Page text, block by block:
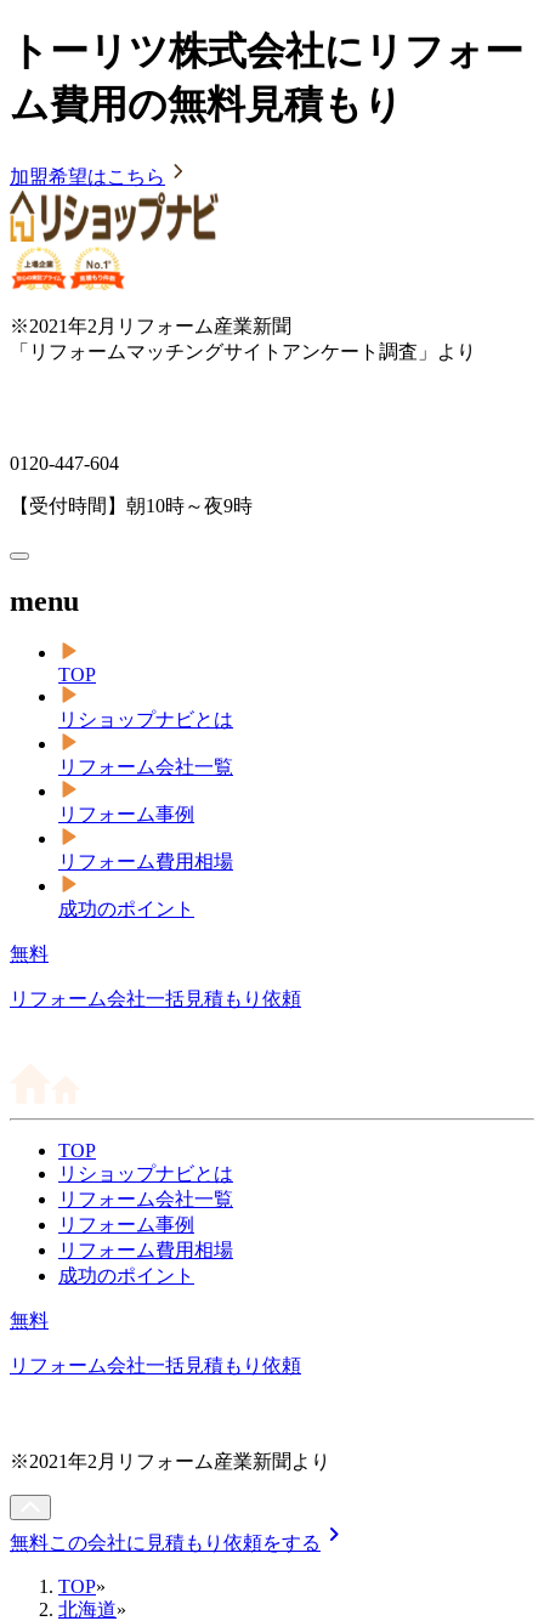
トーリツ株式会社にリフォー
ム費用の無料見積もり
加盟希望はこちら
※2021年2月リフォーム産業新聞
「リフォームマッチングサイトアンケート調査」より
0120-447-604
【受付時間】朝10時～夜9時
menu
TOP
リショップナビとは
リフォーム会社一覧
リフォーム事例
リフォーム費用相場
成功のポイント
無料
リフォーム会社一括見積もり依頼
TOP
リショップナビとは
リフォーム会社一覧
リフォーム事例
リフォーム費用相場
成功のポイント
無料
リフォーム会社一括見積もり依頼
※2021年2月リフォーム産業新聞より
無料この会社に見積もり依頼をする chevron_right
TOP»
北海道»